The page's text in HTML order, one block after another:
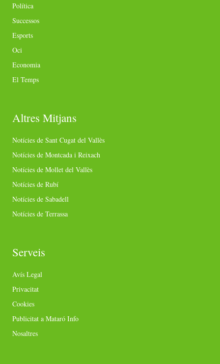
Política
Successos
Esports
Oci
Economia
El Temps
Altres Mitjans
Notícies de Sant Cugat del Vallès
Notícies de Montcada i Reixach
Notícies de Mollet del Vallès
Notícies de Rubí
Notícies de Sabadell
Notícies de Terrassa
Serveis
Avís Legal
Privacitat
Cookies
Publicitat a Mataró Info
Nosaltres